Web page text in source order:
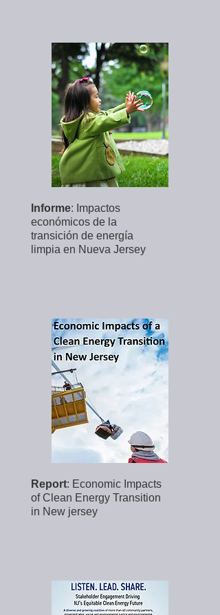
Informe: Impactos
económicos de la
transición de energía
limpia en Nueva Jersey
Report: Economic Impacts
of Clean Energy Transition
in New jersey